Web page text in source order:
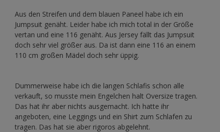
Aus den Streifen und dem blauen Paneel habe ich ein
Jumpsuit genäht. Leider habe ich mich total in der Größe
vertan und eine 116 genäht. Aus Jersey fällt das Jumpsuit
doch sehr viel größer aus. Da ist dann eine 116 an einem
110 cm großen Mädel doch sehr üppig.
Dummerweise habe ich die langen Schlafis schon alle
verkauft, so musste mein Engelchen halt Oversize tragen.
Das hat ihr aber nichts ausgemacht. Ich hatte ihr
angeboten, eine Leggings und ein Shirt zum Schlafen zu
tragen. Das hat sie aber rigoros abgelehnt.